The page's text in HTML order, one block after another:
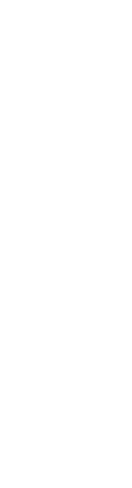
Pasando al
El pintor
entre 1902 y
Thyssen de
delicias de
Este lunes
domingo de
precio de la